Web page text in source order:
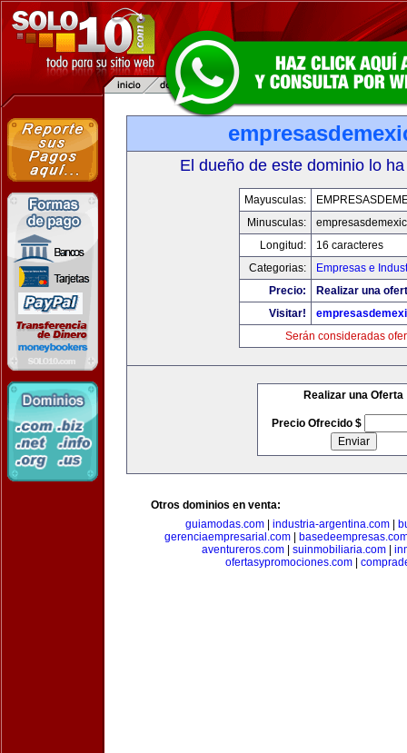
El dueño de este dominio lo
Mayusculas:
Minusculas:
Longitud:
16 caracteres
Categorias:
Empresas e
Precio:
Realizar una
Visitar!
Serán consideradas
Realizar una Oferta
Precio Ofrecido $
Otros dominios en venta:
guiamodas.com| industria-argentina.com|
gerenciaempresarial.com|
aventureros.com| suinmobiliaria.com|
ofertasypromociones.com|